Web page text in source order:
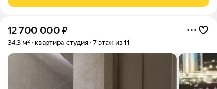
12 700 000 ₽
34,3 м² квартира-студия 7 этаж из 11